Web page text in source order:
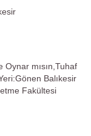
Oynar mısın,Tuhaf
Balıkesir
Fakültesi